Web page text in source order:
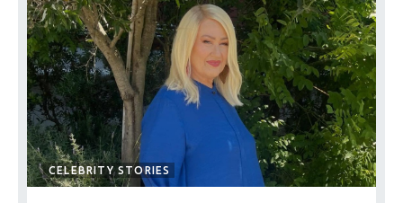
CELEBRITY STORIES